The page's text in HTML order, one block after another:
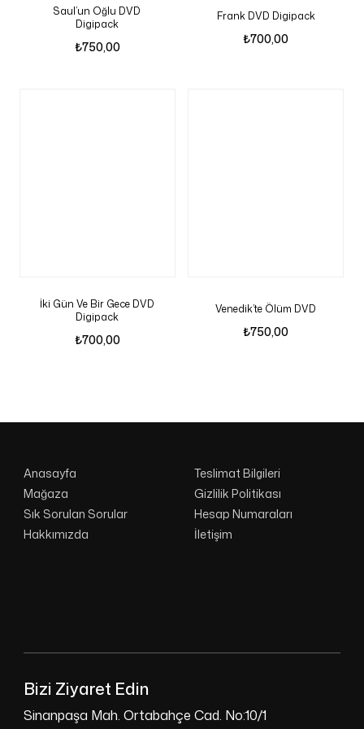
Saul’un Oğlu DVD
Digipack
₺750,00
Frank DVD Digipack
₺700,00
İki Gün Ve Bir Gece DVD
Digipack
₺700,00
Venedik’te Ölüm DVD
₺750,00
Bizi Ziyaret Edin
Sinanpaşa Mah. Ortabahçe Cad. No:10/1
Anasayfa
Mağaza
Sık Sorulan Sorular
Hakkımızda
Teslimat Bilgileri
Gizlilik Politikası
Hesap Numaraları
İletişim